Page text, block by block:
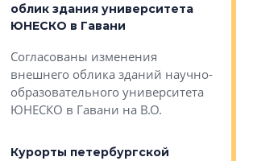
облик здания университета
ЮНЕСКО в Гавани
Согласованы изменения
внешнего облика зданий научно-
образовательного университета
ЮНЕСКО в Гавани на В.О.
Курорты петербургской